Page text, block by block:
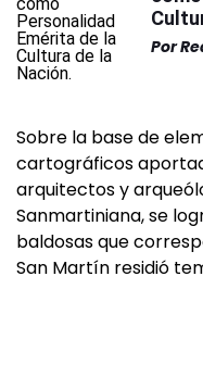
Por
Sobre la base de
cartográficos
arquitectos y
Sanmartiniana, se
baldosas que
San Martín residió